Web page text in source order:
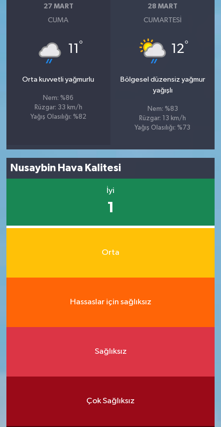
27 MART
CUMA
11 °
Orta kuvvetli yağmurlu
Nem: %86
Rüzgar: 33 km/h
Yağış Olasılığı: %82
28 MART
CUMARTESI
12°
Bölgesel düzensiz yağmur
yağışlı
Nem: %83
Rüzgar: 13 km/h
Yağış Olasılığı: %73
Nusaybin Hava Kalitesi
İyi
1
Orta
Hassaslar için sağlıksız
Sağlıksız
Çok Sağlıksız